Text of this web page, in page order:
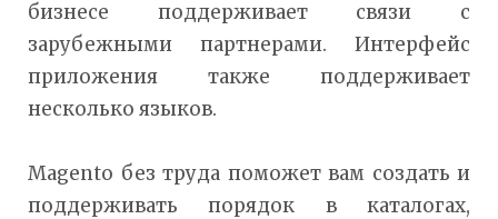
бизнесе поддерживает связи с
зарубежными партнерами. Интерфейс
приложения также поддерживает
несколько языков.
Magento без труда поможет вам создать и
поддерживать порядок в каталогах,